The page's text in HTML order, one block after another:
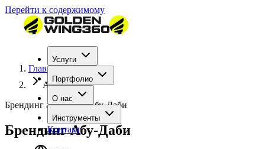
Перейти к содержимому
Услуги
Портфолио
О нас
Инструменты
Контакт
Главная
Abu Dhabi
Брендинг агентство Абу-Даби
Брендинг Абу-Даби